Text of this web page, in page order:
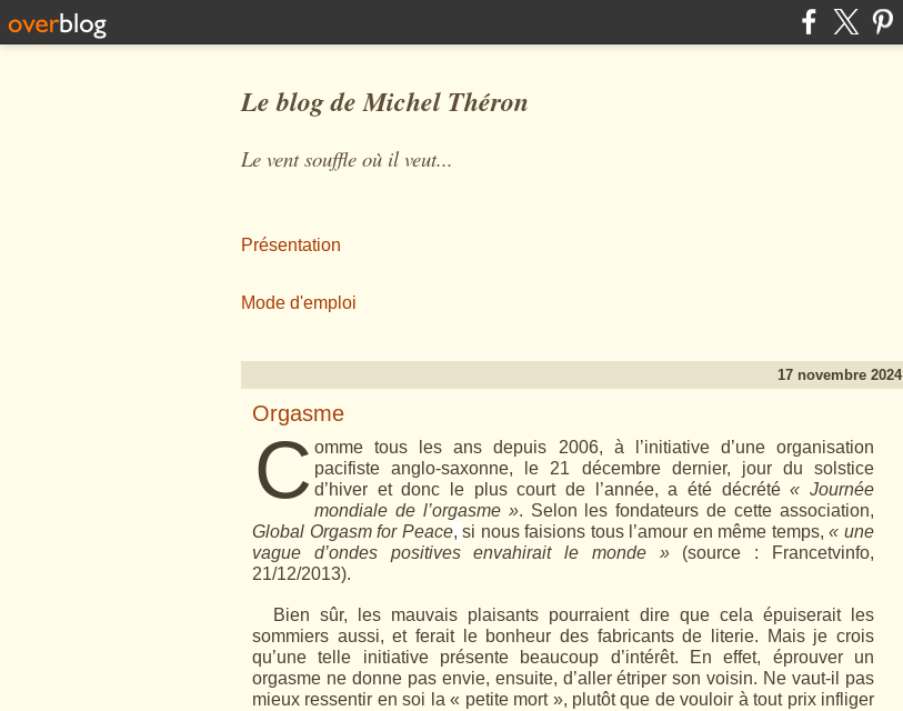
Le blog de Michel Théron
Le vent souffle où il veut...
Présentation
Mode d'emploi
17 novembre 2024
Orgasme
C omme tous les ans depuis 2006, à l’initiative d’une organisation
pacifiste anglo-saxonne, le 21 décembre dernier, jour du solstice
d’hiver et donc le plus court de l’année, a été décrété« Journée
mondiale de l’orgasme ». Selon les fondateurs de cette association,
Global Orgasm for Peace,si nous faisions tous l’amour en même temps,« une
vague d’ondes positives envahirait le monde »(source : Francetvinfo,
21/12/2013).
Bien sûr, les mauvais plaisants pourraient dire que cela épuiserait les
sommiers aussi, et ferait le bonheur des fabricants de literie. Mais je crois
qu’une telle initiative présente beaucoup d’inté­rêt. En effet, éprouver un
orgasme ne donne pas envie, ensuite, d’aller étriper son voisin. Ne vaut-il pas
mieux ressentir en soi la « petite mort », plutôt que de vouloir à tout prix infliger